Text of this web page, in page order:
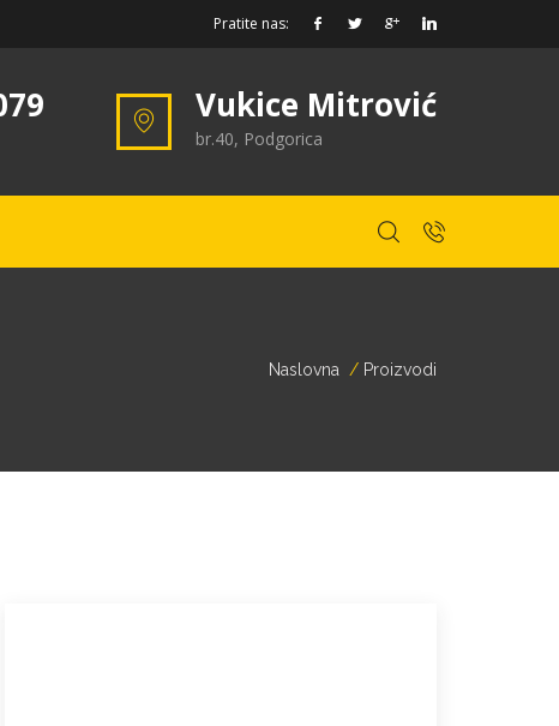
Pratite nas:
Vukice Mitrović
br.40, Podgorica
Naslovna Proizvodi